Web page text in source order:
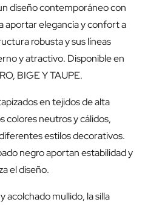
diseño contemporáneo con
aportar elegancia y confort a
robusta y sus líneas
y atractivo. Disponible en
BIGE Y TAUPE.
en tejidos de alta
colores neutros y cálidos,
estilos decorativos.
negro aportan estabilidad y
el diseño.
acolchado mullido, la silla